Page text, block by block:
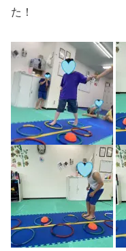
た！